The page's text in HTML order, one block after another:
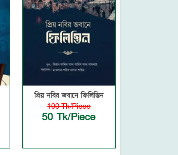
প্রিয় নবির জবানে ফিলিস্তিন
100 Tk/Piece
50 Tk/Piece